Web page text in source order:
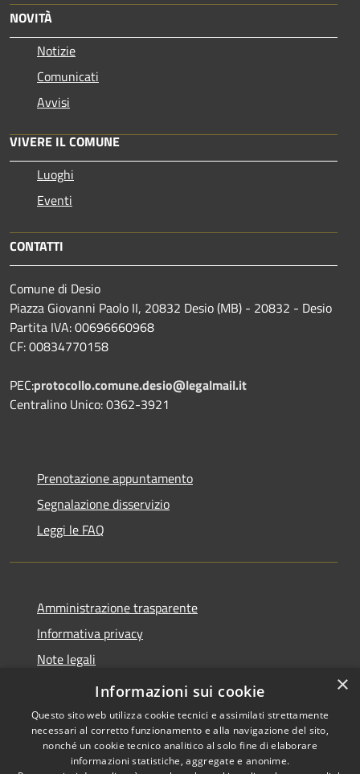
NOVITÀ
Notizie
Comunicati
Avvisi
VIVERE IL COMUNE
Luoghi
Eventi
CONTATTI
Comune di Desio
Piazza Giovanni Paolo II, 20832 Desio (MB) - 20832 - Desio
Partita IVA: 00696660968
CF: 00834770158
PEC:protocollo.comune.desio@legalmail.it
Centralino Unico: 0362-3921
Prenotazione appuntamento
Segnalazione disservizio
Leggi le FAQ
Amministrazione trasparente
Informativa privacy
Note legali
Dichiarazione di accessibilità
Copyright © 2026 • Comune di
×
Informazioni sui cookie
Questo sito web utilizza cookie tecnici e assimilati strettamente
necessari al corretto funzionamento e alla navigazione del sito,
nonché un cookie tecnico analitico al solo fine di elaborare
informazioni statistiche, aggregate e anonime.